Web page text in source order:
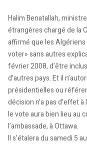
Halim Benatallah,
étrangères chargé de la
affirmé que les
voter» sans autres
février 2008, d’être
d’autres pays. Et il
présidentielles ou
décision n’a pas d’effet
le vote aura bien lieu au
l’ambassade, à Ottawa.
Il s’étalera du samedi 5